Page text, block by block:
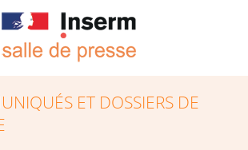
ET DOSSIERS DE